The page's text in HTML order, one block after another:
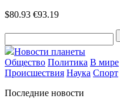
$80.93 €93.19
Новости планеты
Общество Политика В мире
Происшествия Наука Спорт
Последние новости